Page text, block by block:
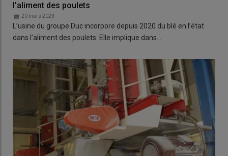
l'aliment des poulets
20 mars 2023
L’usine du groupe Duc incorpore depuis 2020 du blé en l’état
dans l’aliment des poulets. Elle implique dans…